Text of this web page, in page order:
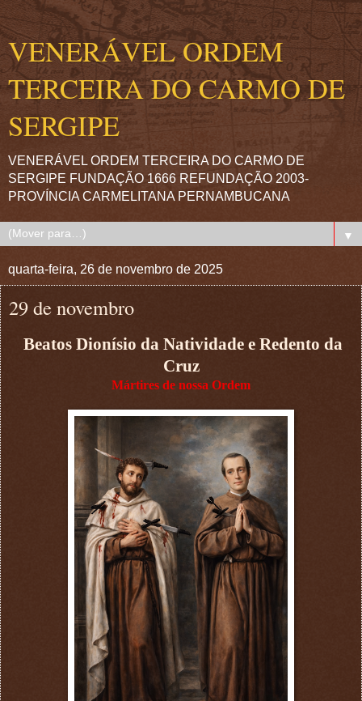
VENERÁVEL ORDEM
TERCEIRA DO CARMO DE
SERGIPE
VENERÁVEL ORDEM TERCEIRA DO CARMO DE
SERGIPE FUNDAÇÃO 1666 REFUNDAÇÃO 2003-
PROVÍNCIA CARMELITANA PERNAMBUCANA
▼
quarta-feira, 26 de novembro de 2025
29 de novembro
Beatos Dionísio da Natividade e Redento da
Cruz
Mártires de nossa Ordem